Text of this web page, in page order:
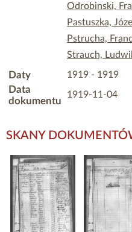
Odrobinski,
Pastuszka,
Pstrucha,
Strauch,
Daty 1919 - 1919
Data
dokumentu
1919-11-04
SKANY